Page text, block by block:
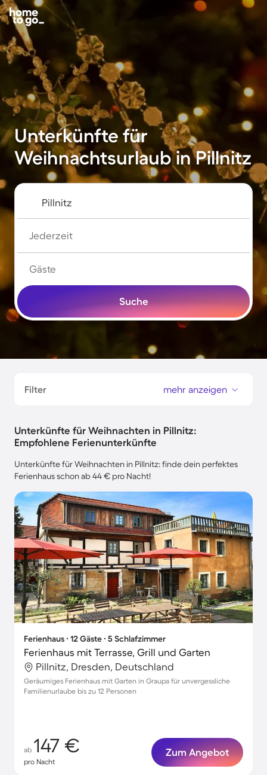
Unterkünfte für
Weihnachtsurlaub in Pillnitz
Jederzeit
Gäste
Suche
Filter mehr anzeigen
Unterkünfte für Weihnachten in Pillnitz:
Empfohlene Ferienunterkünfte
Unterkünfte für Weihnachten in Pillnitz: finde dein perfektes
Ferienhaus schon ab 44 € pro Nacht!
Ferienhaus ∙ 12 Gäste ∙ 5 Schlafzimmer
Ferienhaus mit Terrasse, Grill und Garten
Pillnitz, Dresden, Deutschland
Geräumiges Ferienhaus mit Garten in Graupa für unvergessliche
Familienurlaube bis zu 12 Personen
ab 147 €
pro Nacht
Zum Angebot